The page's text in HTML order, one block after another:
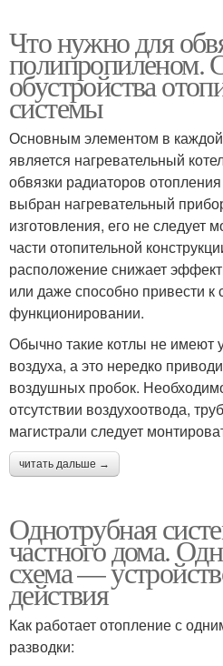
Что нужно для
полипропиленом.
обустройства
системы
Основным элементом в
является нагревательный
обвязки радиаторов
выбран нагревательный
изготовления, его не следует
части отопительной
расположение снижает
или даже способно привести к
функционировании.
Обычно такие котлы не имеют
воздуха, а это нередко
воздушных пробок.
отсутствии воздухоотвода,
магистрали следует
читать дальше →
Однотрубная
частного дома.
схема —
действия
Как работает отопление с
разводки: